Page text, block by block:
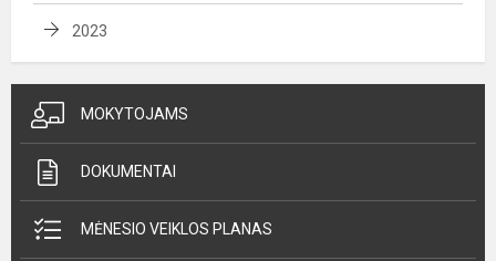
2023
MOKYTOJAMS
DOKUMENTAI
MĖNESIO VEIKLOS PLANAS